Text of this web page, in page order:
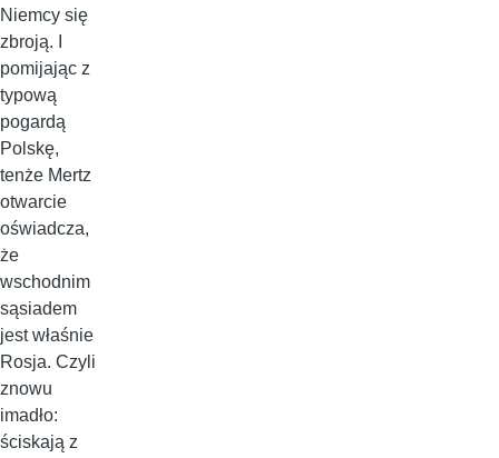
Niemcy się
zbroją. I
pomijając z
typową
pogardą
Polskę,
tenże Mertz
otwarcie
oświadcza,
że
wschodnim
sąsiadem
jest właśnie
Rosja. Czyli
znowu
imadło:
ściskają z